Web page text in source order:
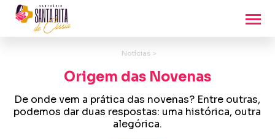
Notícias >
Origem das Novenas
De onde vem a prática das novenas? Entre outras,
podemos dar duas respostas: uma histórica, outra
alegórica.